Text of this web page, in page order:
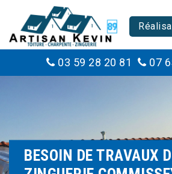
03 59 28 20 81 07
BESOIN DE TRAVAUX